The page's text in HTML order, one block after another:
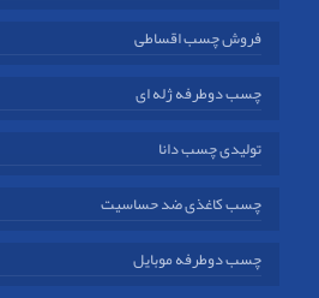
فروش چسب اقساطی
چسب دوطرفه ژله ای
تولیدی چسب دانا
چسب کاغذی ضد حساسیت
چسب دوطرفه موبایل